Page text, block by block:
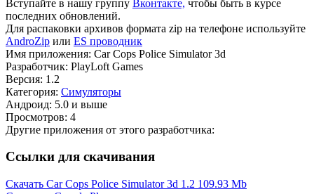
Вступайте в нашу группу Вконтакте, чтобы быть в курсе
последних обновлений.
Для распаковки архивов формата zip на телефоне используйте
AndroZip или ES проводник
Имя приложения: Car Cops Police Simulator 3d
Разработчик: PlayLoft Games
Версия: 1.2
Категория: Симуляторы
Андроид: 5.0 и выше
Просмотров: 4
Другие приложения от этого разработчика:
Ссылки для скачивания
Скачать Car Cops Police Simulator 3d 1.2 109.93 Mb